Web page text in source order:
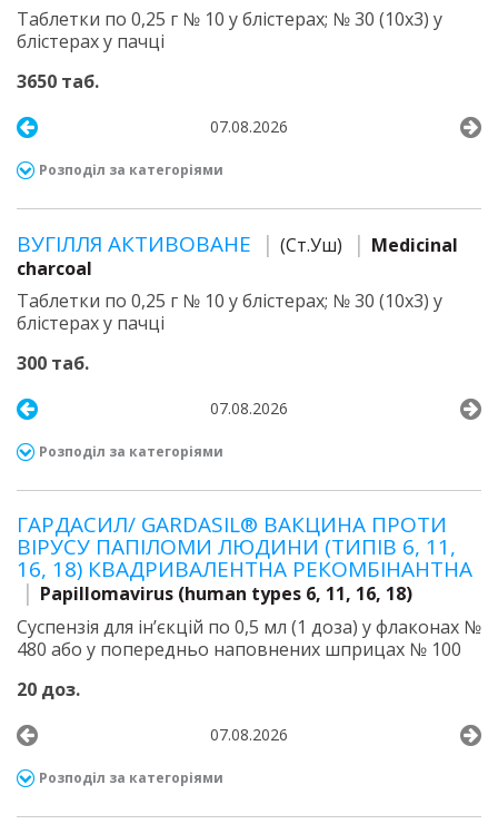
Таблетки по 0,25 г № 10 у блістерах; № 30 (10х3) у
блістерах у пачці
3650 таб.
07.08.2026
Розподіл за категоріями
ВУГІЛЛЯ АКТИВОВАНЕ (Ст.Уш)
Medicinal
charcoal
Таблетки по 0,25 г № 10 у блістерах; № 30 (10х3) у
блістерах у пачці
300 таб.
07.08.2026
Розподіл за категоріями
ГАРДАСИЛ/ GARDASIL® ВАКЦИНА ПРОТИ
ВІРУСУ ПАПІЛОМИ ЛЮДИНИ (ТИПІВ 6, 11,
16, 18) КВАДРИВАЛЕНТНА РЕКОМБІНАНТНА
Papillomavirus (human types 6, 11, 16, 18)
Суспензія для ін’єкцій по 0,5 мл (1 доза) у флаконах №
480 або у попередньо наповнених шприцах № 100
20 доз.
07.08.2026
Розподіл за категоріями